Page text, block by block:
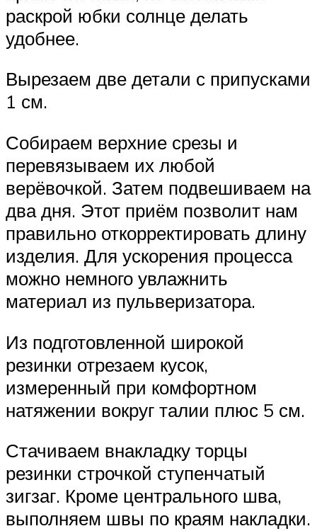
раскрой юбки солнце делать
удобнее.
Вырезаем две детали с припусками
1 см.
Собираем верхние срезы и
перевязываем их любой
верёвочкой. Затем подвешиваем на
два дня. Этот приём позволит нам
правильно откорректировать длину
изделия. Для ускорения процесса
можно немного увлажнить
материал из пульверизатора.
Из подготовленной широкой
резинки отрезаем кусок,
измеренный при комфортном
натяжении вокруг талии плюс 5 см.
Стачиваем внакладку торцы
резинки строчкой ступенчатый
зигзаг. Кроме центрального шва,
выполняем швы по краям накладки.